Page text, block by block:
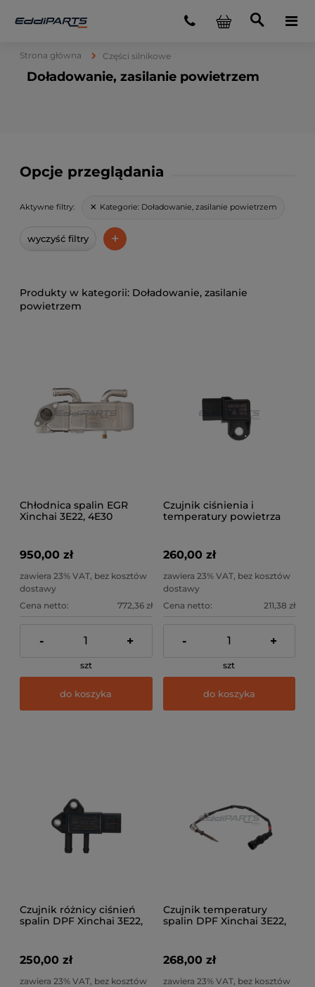
Strona główna Części silnikowe
Doładowanie, zasilanie powietrzem
Opcje przeglądania
Aktywne filtry: Kategorie: Doładowanie, zasilanie powietrzem
wyczyść filtry +
Doładowanie, zasilanie
powietrzem
Chłodnica spalin EGR
Xinchai 3E22, 4E30
950,00 zł
zawiera 23% VAT, bez kosztów
dostawy
Cena netto:
772,36 zł
- +
szt
do koszyka
Czujnik ciśnienia i
temperatury powietrza
260,00 zł
zawiera 23% VAT, bez kosztów
dostawy
Cena netto:
211,38 zł
- +
szt
do koszyka
Czujnik różnicy ciśnień
spalin DPF Xinchai 3E22,
250,00 zł
zawiera 23% VAT, bez kosztów
Czujnik temperatury
spalin DPF Xinchai 3E22,
268,00 zł
zawiera 23% VAT, bez kosztów